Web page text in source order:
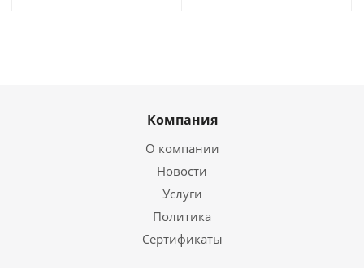
Компания
О компании
Новости
Услуги
Политика
Сертификаты